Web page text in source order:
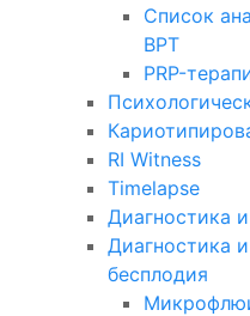
Список
ВРТ
PRP-
RI Witness
Timelapse
Диагностика
Диагностика
бесплодия